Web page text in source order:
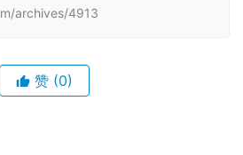
archives/4913
赞 (0)